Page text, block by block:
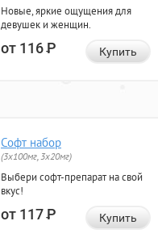
Новые, яркие ощущения для
девушек и женщин.
от 116Р Купить
Софт набор
(3x100мг, 3x20мг)
Выбери софт-препарат на свой
вкус!
от 117Р Купить